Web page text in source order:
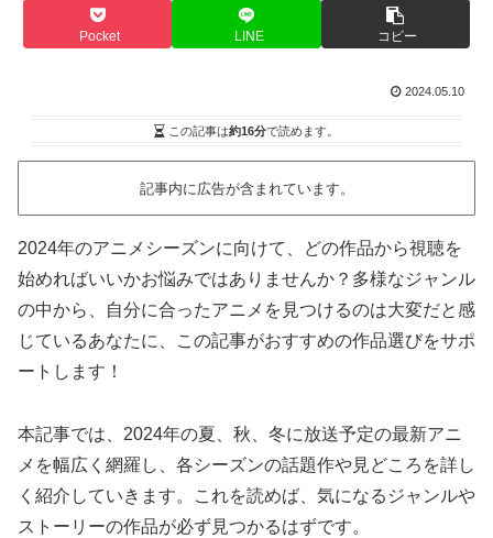
Pocket LINE コピー
2024.05.10
この記事は約16分で読めます。
記事内に広告が含まれています。
2024年のアニメシーズンに向けて、どの作品から視聴を
始めればいいかお悩みではありませんか？多様なジャンル
の中から、自分に合ったアニメを見つけるのは大変だと感
じているあなたに、この記事がおすすめの作品選びをサポ
ートします！
本記事では、2024年の夏、秋、冬に放送予定の最新アニ
メを幅広く網羅し、各シーズンの話題作や見どころを詳し
く紹介していきます。これを読めば、気になるジャンルや
ストーリーの作品が必ず見つかるはずです。